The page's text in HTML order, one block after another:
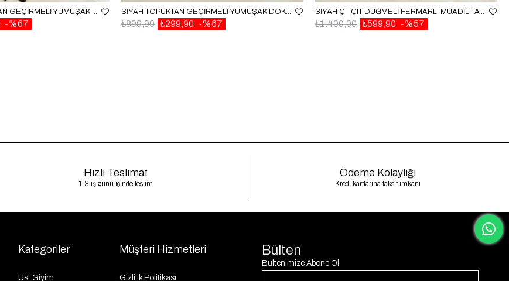
ACI KAHVE TOPUKTAN GEÇIRMELI YUMUŞAK DOKULU FÜZO TAYT GAUS-00215
%67
SIYAH TOPUKTAN GEÇIRMELI YUMUŞAK DOKULU FÜZO TAYT GAUS-00215
%67
₺299,90
₺899,90
SIYAH ÇITÇIT DÜĞMELI FERMARLI MUADIL TAYT GAUS-00897
%57
₺599,90
₺1.400,00
Hızlı Teslimat
1-3 iş günü içinde teslim
Ödeme Kolaylığı
Kredi kartlarına taksit imkanı
Kategoriler
Üst Giyim
Müşteri Hizmetleri
Gizlilik Politikası
Bülten
Bültenimize Abone Ol